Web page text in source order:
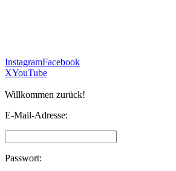
InstagramFacebook
XYouTube
Willkommen zurück!
E-Mail-Adresse:
Passwort: